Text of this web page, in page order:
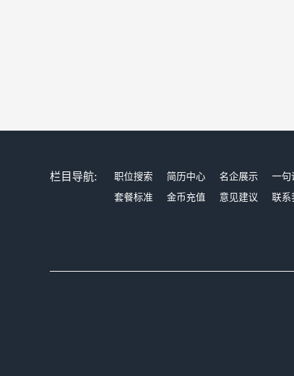
栏目导航: 职位搜索 简历中心 名企展示 一句
套餐标准
金币充值 意见建议 联系